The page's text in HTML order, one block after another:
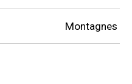
Montagnes